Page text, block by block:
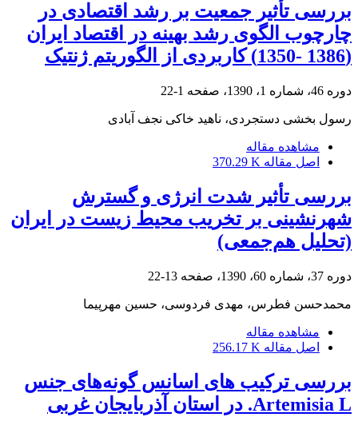
بررسی تأثیر جمعیت بر رشد اقتصادی در
چار‌چوب الگوی رشد بهینه در اقتصاد ایران
(1386 -1350) کاربردی از الگوریتم ژنتیک
دوره 46، شماره 1، 1390، صفحه 1-22
رسول بخشی دستجردی، ناهید خاکی نجف آبادی
مشاهده مقاله
اصل مقاله 370.29 K
بررسی تأثیر شدت انرژی و گسترش
شهر‌نشینی بر تخریب ‌محیط زیست در ایران
(تحلیل هم‌جمعی)
دوره 37، شماره 60، 1390، صفحه 13-22
محمد‌حسن فطرس، مهدی فردوسی، حسین مهرپیما
مشاهده مقاله
اصل مقاله 256.17 K
بررسی ترکیب های اسانس گونه‌های جنس
Artemisia L. در استان آذربایجان غربی